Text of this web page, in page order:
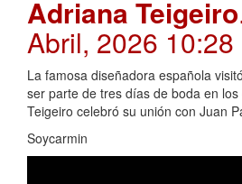
Adriana Teigeiro
Abril, 2026 10:28
La famosa diseñadora española
ser parte de tres días de boda en
Teigeiro celebró su unión con Juan
Soycarmin